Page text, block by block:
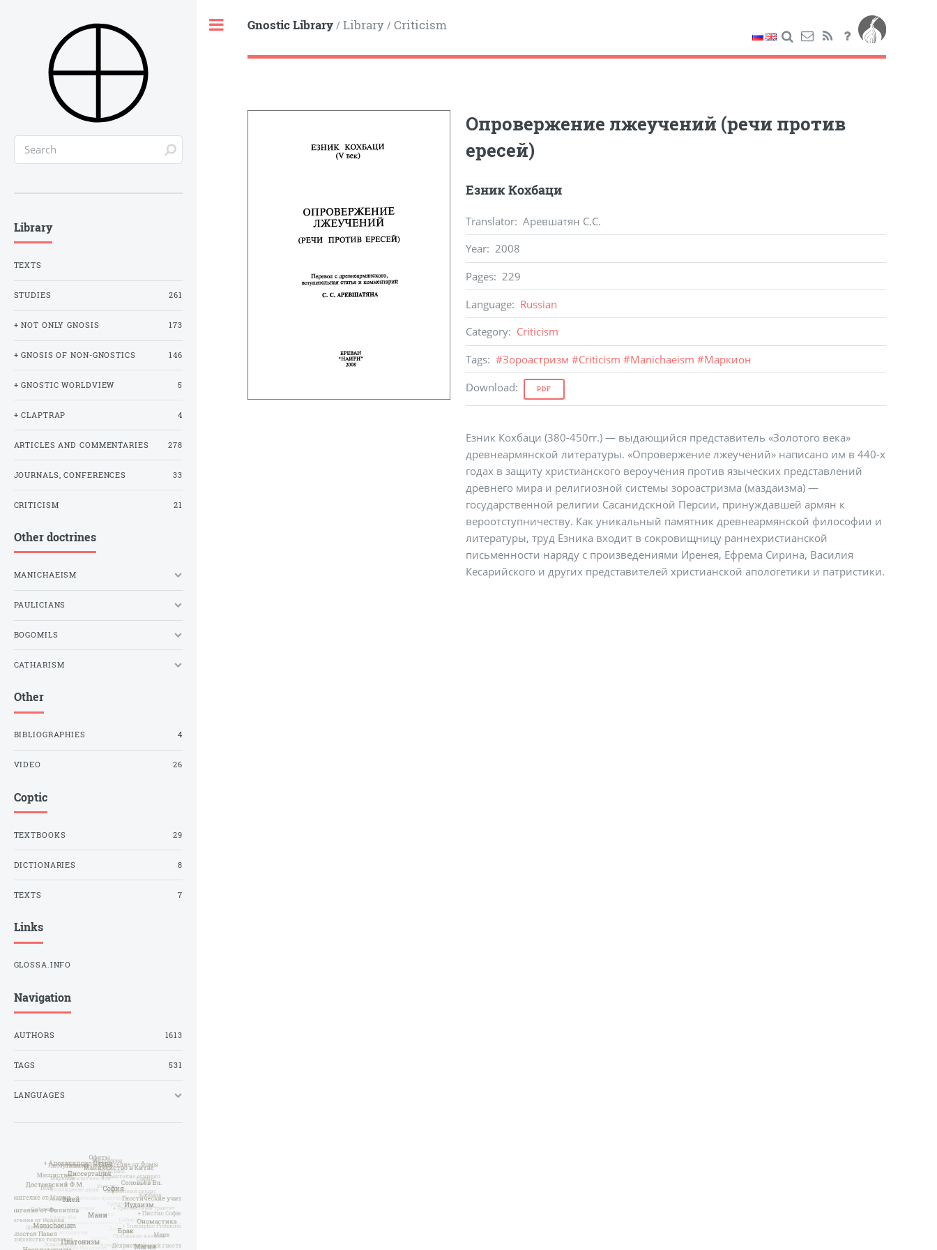
Gnostic Library/ Library/ Criticism
Опровержение лжеучений (речи против
ересей)
Езник Кохбаци
Translator: Аревшатян С.С.
Year: 2008
Pages: 229
Language: Russian
Category: Criticism
Tags: #Зороастризм #Criticism #Manichaeism #Маркион
Download: PDF
Езник Кохбаци (380-450гr.) — выдающийся представитель «Золотого века»
древнеармянской литературы. «Опровержение лжеучений» написано им в 440-х
годах в защиту христианского вероучения против языческих представлений
древнего мира и религиозной системы зороастризма (маздаизма) —
государственной религии Сасанидскной Персии, принуждавшей армян к
вероотступничеству. Как уникальный памятник древнеармянской философии и
литературы, труд Езника входит в сокровищницу раннехристианской
письменности наряду с произведениями Иренея, Ефрема Сирина, Василия
Кесарийского и других представителей христианской апологетики и патристики.
Library
TEXTS
STUDIES 261
+ NOT ONLY GNOSIS 173
+ GNOSIS OF NON-GNOSTICS 146
+ GNOSTIC WORLDVIEW 5
+ CLAPTRAP 4
ARTICLES AND COMMENTARIES 278
JOURNALS, CONFERENCES 33
CRITICISM 21
Other doctrines
MANICHAEISM
PAULICIANS
BOGOMILS
CATHARISM
Other
BIBLIOGRAPHIES 4
VIDEO 26
Coptic
TEXTBOOKS 29
DICTIONARIES 8
TEXTS 7
Links
GLOSSA.INFO
Navigation
AUTHORS 1613
TAGS 531
LANGUAGES
Toggle